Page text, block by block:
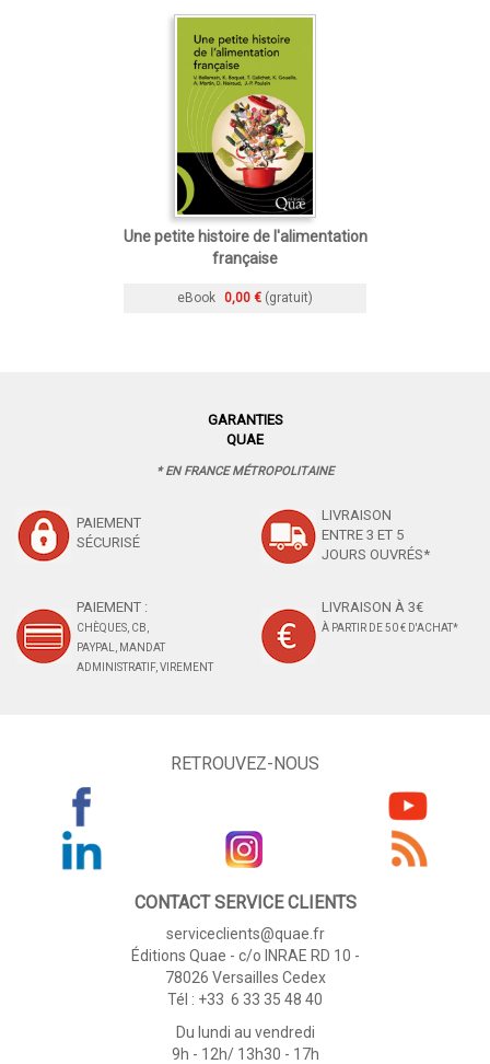
Une petite histoire de l'alimentation
française
eBook 0,00 € (gratuit)
GARANTIES
QUAE
* EN FRANCE MÉTROPOLITAINE
PAIEMENT
SÉCURISÉ
LIVRAISON
ENTRE 3 ET 5
JOURS OUVRÉS*
PAIEMENT :
CHÈQUES, CB,
PAYPAL, MANDAT
ADMINISTRATIF, VIREMENT
LIVRAISON À 3€
À PARTIR DE 50 € D'ACHAT*
RETROUVEZ-NOUS
CONTACT SERVICE CLIENTS
serviceclients@quae.fr
Éditions Quae - c/o INRAE RD 10 -
78026 Versailles Cedex
Tél : +33 6 33 35 48 40
Du lundi au vendredi
9h - 12h/ 13h30 - 17h